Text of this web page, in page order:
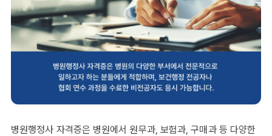
병원행정사 자격증은 병원에서 원무과, 보험과, 구매과 등 다양한